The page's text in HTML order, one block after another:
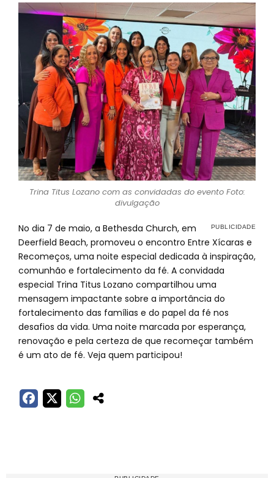
Trina Titus Lozano com as convidadas do evento Foto:
divulgação
No dia 7 de maio, a Bethesda Church, em
Deerfield Beach, promoveu o encontro Entre Xícaras e
Recomeços, uma noite especial dedicada à inspiração,
comunhão e fortalecimento da fé. A convidada
especial Trina Titus Lozano compartilhou uma
mensagem impactante sobre a importância do
fortalecimento das famílias e do papel da fé nos
desafios da vida. Uma noite marcada por esperança,
renovação e pela certeza de que recomeçar também
é um ato de fé. Veja quem participou!